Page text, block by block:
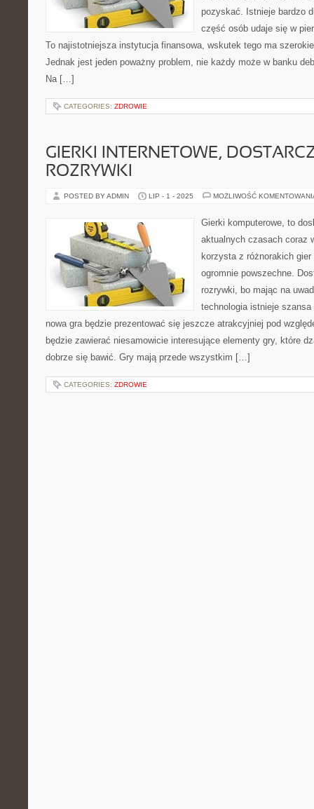
pozyskać. Istnieje bardzo
część osób udaje się w
To najistotniejsza instytucja finansowa, wskutek tego ma
Jednak jest jeden poważny problem, nie każdy może w banku
Na […]
CATEGORIES: ZDROWIE
GIERKI INTERNETOWE,
ROZRYWKI
POSTED BY ADMIN LIP - 1 - 2025 MOŻLIWOŚĆ
Gierki komputerowe, to
aktualnych czasach coraz
korzysta z różnorakich
ogromnie powszechne.
rozrywki, bo mając na
technologia istnieje
nowa gra będzie prezentować się jeszcze atrakcyjniej pod
będzie zawierać niesamowicie interesujące elementy gry, które
dobrze się bawić. Gry mają przede wszystkim […]
CATEGORIES: ZDROWIE